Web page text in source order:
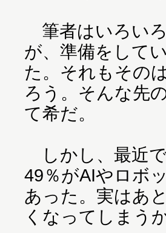
筆者はいろい
が、準備をして
た。それもその
ろう。そんな先
て希だ。
しかし、最近
49％がAIやロボ
あった。実はあ
くなってしまう